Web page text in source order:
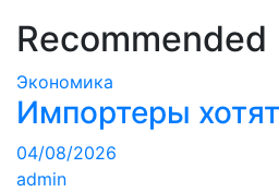
Recommended
Экономика
Импортеры
04/08/2026
admin